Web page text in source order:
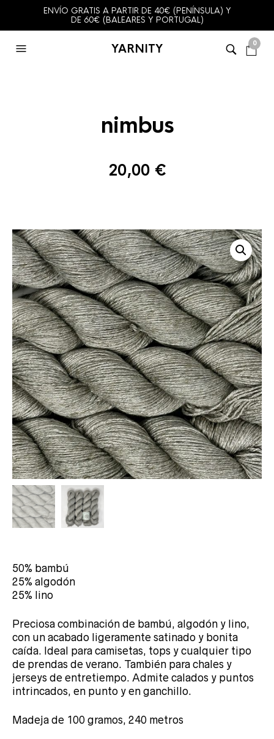
ENVÍO GRATIS A PARTIR DE 40€ (PENÍNSULA) Y
DE 60€ (BALEARES Y PORTUGAL)
YARNITY 0
nimbus
20,00 €
50% bambú
25% algodón
25% lino
Preciosa combinación de bambú, algodón y lino,
con un acabado ligeramente satinado y bonita
caída. Ideal para camisetas, tops y cualquier tipo
de prendas de verano. También para chales y
jerseys de entretiempo. Admite calados y puntos
intrincados, en punto y en ganchillo.
Madeja de 100 gramos, 240 metros